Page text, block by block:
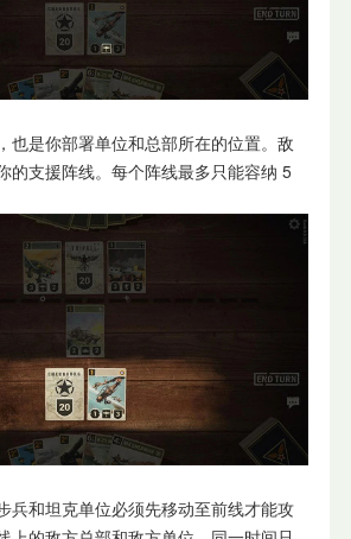
也是你部署单位和总部所在的位置。敌
的支援阵线。每个阵线最多只能容纳 5
兵和坦克单位必须先移动至前线才能攻